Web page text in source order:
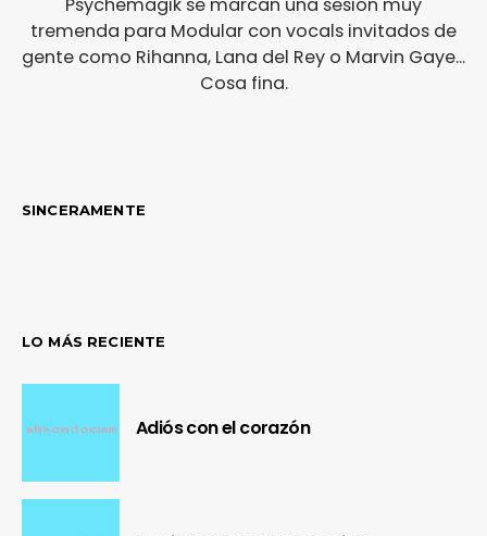
tremenda para Modular con vocals invitados de
gente como Rihanna, Lana del Rey o Marvin Gaye...
Cosa fina.
SINCERAMENTE
LO MÁS RECIENTE
Adiós con el corazón